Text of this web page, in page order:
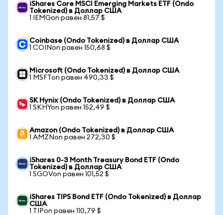
iShares Core MSCI Emerging Markets ETF (Ondo
Tokenized) в Доллар США
1 IEMGon равен 81,57 $
Coinbase (Ondo Tokenized) в Доллар США
1 COINon равен 150,68 $
Microsoft (Ondo Tokenized) в Доллар США
1 MSFTon равен 490,33 $
SK Hynix (Ondo Tokenized) в Доллар США
1 SKHYon равен 152,49 $
Amazon (Ondo Tokenized) в Доллар США
1 AMZNon равен 272,30 $
iShares 0-3 Month Treasury Bond ETF (Ondo
Tokenized) в Доллар США
1 SGOVon равен 101,52 $
iShares TIPS Bond ETF (Ondo Tokenized) в Доллар
США
1 TIPon равен 110,79 $